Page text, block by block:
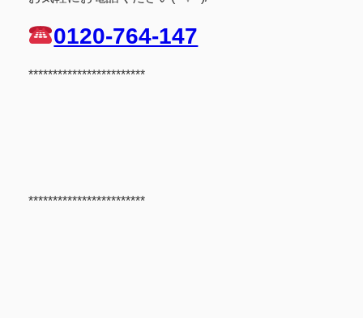
0120-764-147
************************
************************